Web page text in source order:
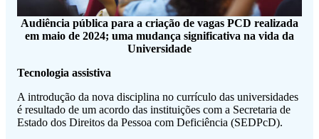
Audiência pública para a criação de vagas PCD realizada
em maio de 2024; uma mudança significativa na vida da
Universidade
Tecnologia assistiva
A introdução da nova disciplina no currículo das universidades
é resultado de um acordo das instituições com a Secretaria de
Estado dos Direitos da Pessoa com Deficiência (SEDPcD).